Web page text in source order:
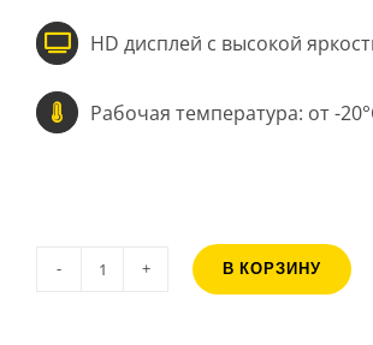
HD дисплей с высокой
Рабочая температура: от -
Количество
В КОРЗИНУ